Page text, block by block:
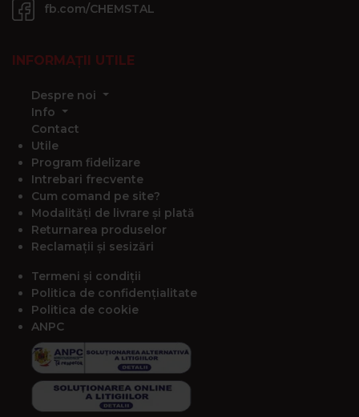
fb.com/CHEMSTAL
INFORMAȚII UTILE
Despre noi
Info
Contact
Utile
Program fidelizare
Intrebari frecvente
Cum comand pe site?
Modalități de livrare și plată
Returnarea produselor
Reclamații și sesizări
Termeni și condiții
Politica de confidențialitate
Politica de cookie
ANPC